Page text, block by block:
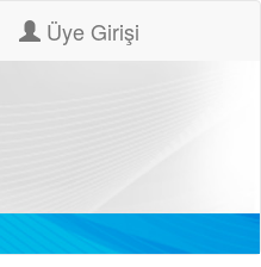
Üye Girişi